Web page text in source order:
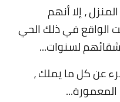
، إلا أنهم
الواقع في ذلك الحي
شقائهم لسنوات...
عن كل ما يملك ،
...